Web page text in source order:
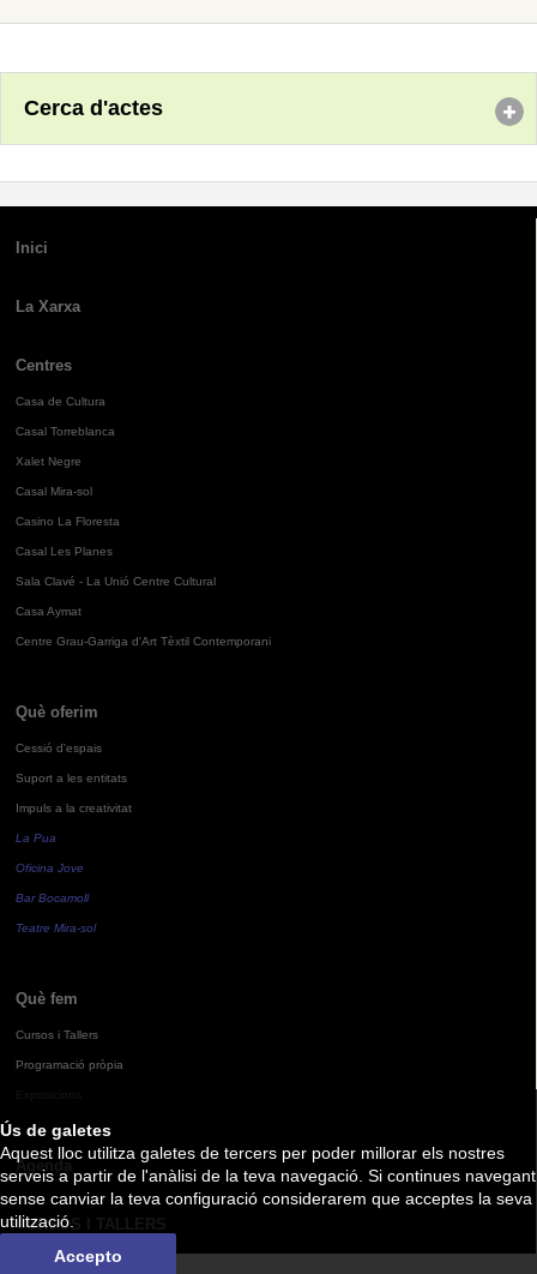
Ús de galetes
Aquest lloc utilitza galetes de tercers per poder millorar els nostres
serveis a partir de l'anàlisi de la teva navegació. Si continues navegant
sense canviar la teva configuració considerarem que acceptes la seva
utilització.
Accepto
Cerca d'actes
Inici
La Xarxa
Centres
Casa de Cultura
Casal Torreblanca
Xalet Negre
Casal Mira-sol
Casino La Floresta
Casal Les Planes
Sala Clavé - La Unió Centre Cultural
Casa Aymat
Centre Grau-Garriga d'Art Tèxtil Contemporani
Què oferim
Cessió d'espais
Suport a les entitats
Impuls a la creativitat
La Pua
Oficina Jove
Bar Bocamoll
Teatre Mira-sol
Què fem
Cursos i Tallers
Programació pròpia
Agenda
CURSOS I TALLERS